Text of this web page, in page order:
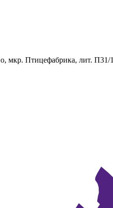
мкр. Птицефабрика, лит. П31/1